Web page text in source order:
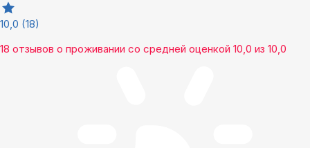
10,0 (18)
18 отзывов о проживании со средней оценкой 10,0 из 10,0